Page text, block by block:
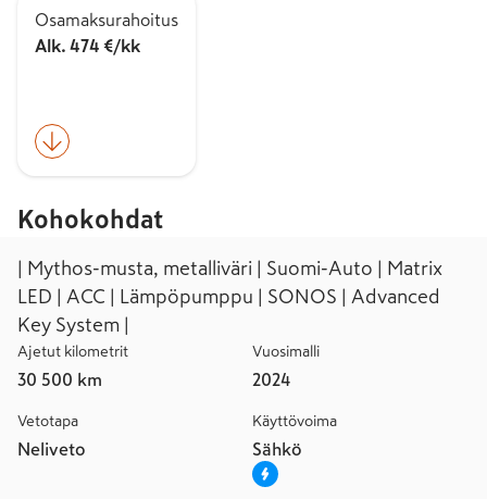
Osamaksurahoitus
Alk. 474 €/kk
Kohokohdat
| Mythos-musta, metalliväri | Suomi-Auto | Matrix
LED | ACC | Lämpöpumppu | SONOS | Advanced
Key System |
Ajetut kilometrit
30 500 km
Vuosimalli
2024
Vetotapa
Neliveto
Käyttövoima
Sähkö